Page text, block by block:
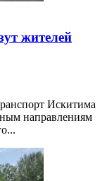
жителей
Искитима
направлениям